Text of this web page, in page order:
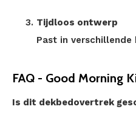
Tijdloos ontwerp
Past in verschillende
FAQ - Good Morning
Is dit dekbedovertrek